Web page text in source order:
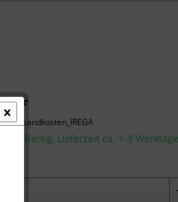
*
Versandkosten_IREGA
Lieferzeit ca. 1-3 Werktage